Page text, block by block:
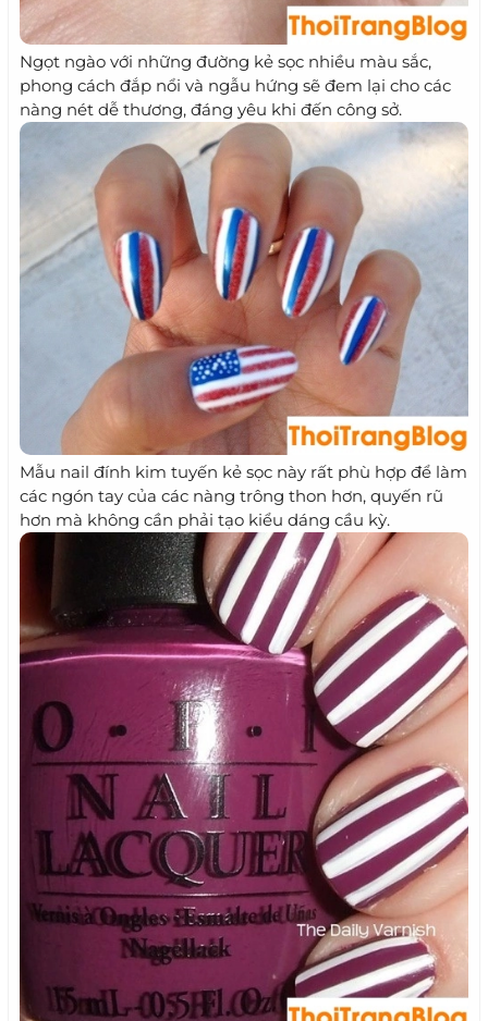
Ngọt ngào với những đường kẻ sọc nhiều màu sắc,
phong cách đắp nổi và ngẫu hứng sẽ đem lại cho các
nàng nét dễ thương, đáng yêu khi đến công sở.
Mẫu nail đính kim tuyến kẻ sọc này rất phù hợp để làm
các ngón tay của các nàng trông thon hơn, quyến rũ
hơn mà không cần phải tạo kiểu dáng cầu kỳ.